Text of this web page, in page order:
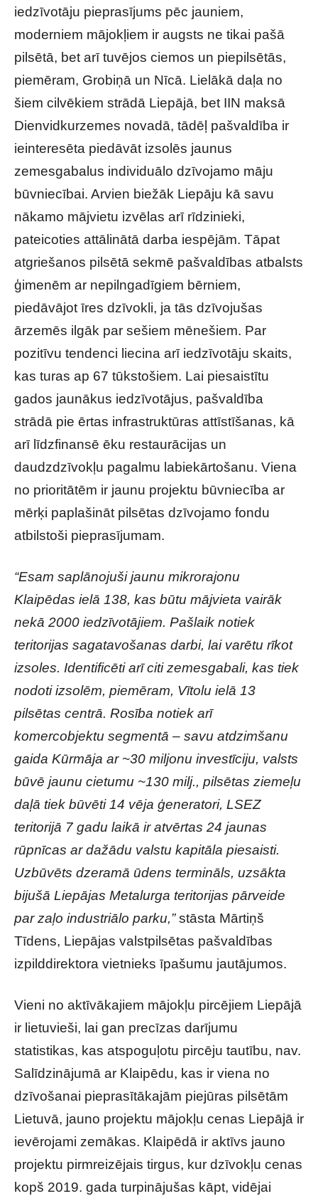
iedzīvotāju pieprasījums pēc jauniem,
moderniem mājokļiem ir augsts ne tikai pašā
pilsētā, bet arī tuvējos ciemos un piepilsētās,
piemēram, Grobiņā un Nīcā. Lielākā daļa no
šiem cilvēkiem strādā Liepājā, bet IIN maksā
Dienvidkurzemes novadā, tādēļ pašvaldība ir
ieinteresēta piedāvāt izsolēs jaunus
zemesgabalus individuālo dzīvojamo māju
būvniecībai. Arvien biežāk Liepāju kā savu
nākamo mājvietu izvēlas arī rīdzinieki,
pateicoties attālinātā darba iespējām. Tāpat
atgriešanos pilsētā sekmē pašvaldības atbalsts
ģimenēm ar nepilngadīgiem bērniem,
piedāvājot īres dzīvokli, ja tās dzīvojušas
ārzemēs ilgāk par sešiem mēnešiem. Par
pozitīvu tendenci liecina arī iedzīvotāju skaits,
kas turas ap 67 tūkstošiem. Lai piesaistītu
gados jaunākus iedzīvotājus, pašvaldība
strādā pie ērtas infrastruktūras attīstīšanas, kā
arī līdzfinansē ēku restaurācijas un
daudzdzīvokļu pagalmu labiekārtošanu. Viena
no prioritātēm ir jaunu projektu būvniecība ar
mērķi paplašināt pilsētas dzīvojamo fondu
atbilstoši pieprasījumam.
“Esam saplānojuši jaunu mikrorajonu
Klaipēdas ielā 138, kas būtu mājvieta vairāk
nekā 2000 iedzīvotājiem. Pašlaik notiek
teritorijas sagatavošanas darbi, lai varētu rīkot
izsoles. Identificēti arī citi zemesgabali, kas tiek
nodoti izsolēm, piemēram, Vītolu ielā 13
pilsētas centrā. Rosība notiek arī
komercobjektu segmentā – savu atdzimšanu
gaida Kūrmāja ar ~30 miljonu investīciju, valsts
būvē jaunu cietumu ~130 milj., pilsētas ziemeļu
daļā tiek būvēti 14 vēja ģeneratori, LSEZ
teritorijā 7 gadu laikā ir atvērtas 24 jaunas
rūpnīcas ar dažādu valstu kapitāla piesaisti.
Uzbūvēts dzeramā ūdens termināls, uzsākta
bijušā Liepājas Metalurga teritorijas pārveide
par zaļo industriālo parku,”stāsta Mārtiņš
Tīdens, Liepājas valstpilsētas pašvaldības
izpilddirektora vietnieks īpašumu jautājumos.
Vieni no aktīvākajiem mājokļu pircējiem Liepājā
ir lietuvieši, lai gan precīzas darījumu
statistikas, kas atspoguļotu pircēju tautību, nav.
Salīdzinājumā ar Klaipēdu, kas ir viena no
dzīvošanai pieprasītākajām piejūras pilsētām
Lietuvā, jauno projektu mājokļu cenas Liepājā ir
ievērojami zemākas. Klaipēdā ir aktīvs jauno
projektu pirmreizējais tirgus, kur dzīvokļu cenas
kopš 2019. gada turpinājušas kāpt, vidējai